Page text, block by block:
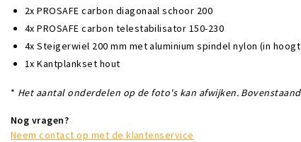
2x PROSAFE carbon diagonaal schoor 200
4x PROSAFE carbon telestabilisator 150-230
4x Steigerwiel 200 mm met aluminium spindel nylon (in
1x Kantplankset hout
* Het aantal onderdelen op de foto's kan afwijken.
Nog vragen?
Neem contact op met de klantenservice